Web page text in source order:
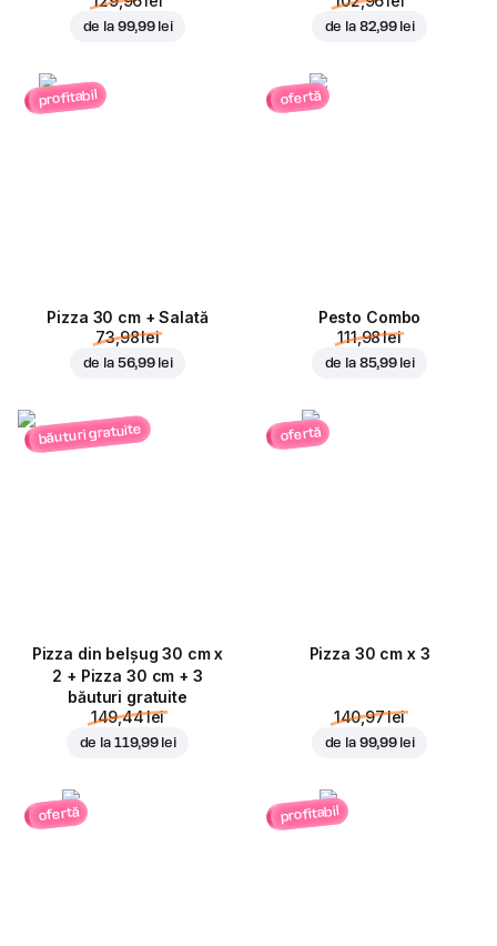
de la 99,99 lei de la 82,99 lei
profitabil
Pizza 30 cm + Salată
73,98 lei
de la 56,99 lei
ofertă
Pesto Combo
111,98 lei
de la 85,99 lei
băuturi gratuite
Pizza din belșug 30 cm x
2 + Pizza 30 cm + 3
băuturi gratuite
149,44 lei
de la 119,99 lei
ofertă
Pizza 30 cm x 3
140,97 lei
de la 99,99 lei
ofertă profitabil